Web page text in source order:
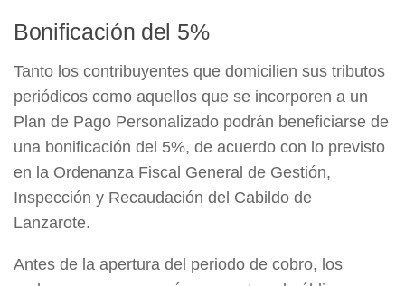
Bonificación del 5%
Tanto los contribuyentes que domicilien sus tributos
periódicos como aquellos que se incorporen a un
Plan de Pago Personalizado podrán beneficiarse de
una bonificación del 5%, de acuerdo con lo previsto
en la Ordenanza Fiscal General de Gestión,
Inspección y Recaudación del Cabildo de
Lanzarote.
Antes de la apertura del periodo de cobro, los